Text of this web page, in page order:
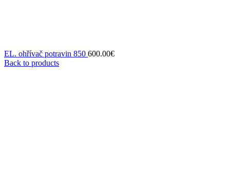
EL. ohřívač potravin 850 600.00€
Back to products